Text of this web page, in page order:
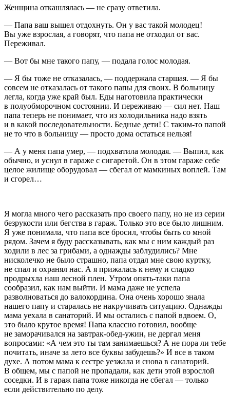
Женщина откашлялась — не сразу ответила.
— Папа ваш вышел отдохнуть. Он у вас такой молодец!
Вы уже взрослая, а говорят, что папа не отходил от вас.
Переживал.
— Вот бы мне такого папу, — подала голос молодая.
— Я бы тоже не отказалась, — поддержала старшая. — Я бы
совсем не отказалась от такого папы для своих. В больницу
легла, когда уже край был. Еды наготовила практически
в полуобморочном состоянии. И переживаю — сил нет. Наш
папа теперь не понимает, что из холодильника надо взять
и в какой последовательности. Бедные дети! С таким-то папой
не то что в больницу — просто дома остаться нельзя!
— А у меня папа умер, — подхватила молодая. — Выпил, как
обычно, и уснул в гараже с сигаретой. Он в этом гараже себе
целое жилище оборудовал — сбегал от мамкиных воплей. Там
и сгорел…
Я могла много чего рассказать про своего папу, но не из серии
безрукости или бегства в гараж. Только это все было лишним.
Я уже понимала, что папа все бросил, чтобы быть со мной
рядом. Зачем я буду рассказывать, как мы с ним каждый раз
ходили в лес за грибами, а однажды заблудились? Мне
нисколечко не было страшно, папа отдал мне свою куртку,
не спал и охранял нас. А я прижалась к нему и сладко
продрыхла наш лесной плен. Утром опять-таки папа
сообразил, как нам выйти. И мама даже не успела
разволноваться до валокордина. Она очень хорошо знала
нашего папу и старалась не накручивать ситуацию. Однажды
мама уехала в санаторий. И мы остались с папой вдвоем. О,
это было крутое время! Папа классно готовил, вообще
не заморачивался на завтрак-обед-ужин, не дергал меня
вопросами: «А чем это ты там занимаешься? А не пора ли тебе
почитать, иначе за лето все буквы забудешь?» И все в таком
духе. А потом мама к сестре уезжала и снова в санаторий.
В общем, мы с папой не пропадали, как дети этой взрослой
соседки. И в гараж папа тоже никогда не сбегал — только
если действительно по делу.